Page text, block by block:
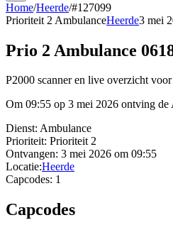
Home/Heerde/#127099
Prioriteit 2 AmbulanceHeerde3 mei
Prio 2 Ambulance
P2000 scanner en live overzicht
Om 09:55 op 3 mei 2026 ontving de
Dienst: Ambulance
Prioriteit: Prioriteit 2
Ontvangen: 3 mei 2026 om 09:55
Locatie:Heerde
Capcodes: 1
Capcodes